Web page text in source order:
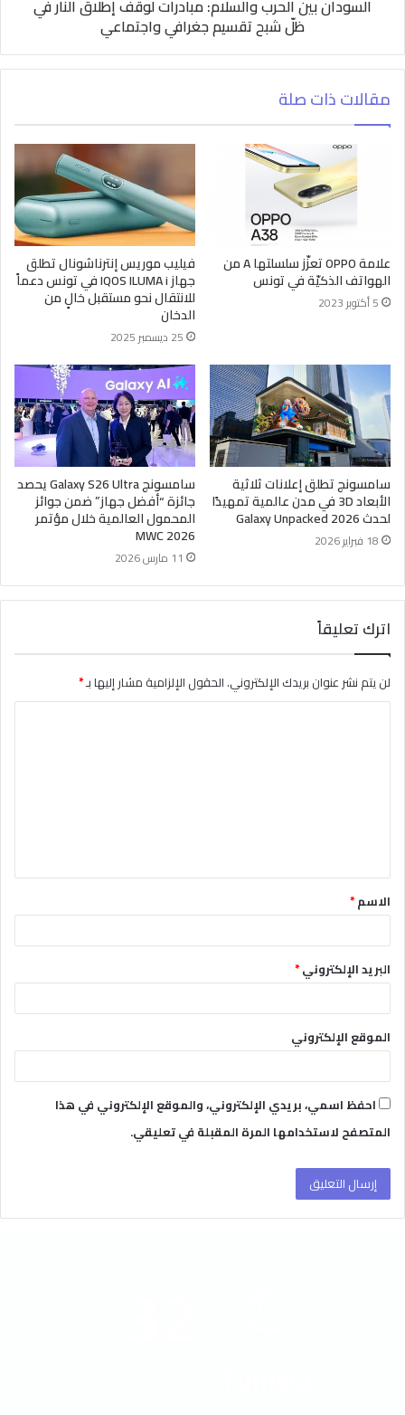
السودان بين الحرب والسلام: مبادرات لوقف إطلاق النار في
ظلّ شبح تقسيم جغرافي واجتماعي
مقالات ذات صلة
علامة OPPO تعزّز سلسلتها A من
الهواتف الذكيّة في تونس
5 أكتوبر 2023
فيليب موريس إنترناشونال تطلق
جهاز IQOS ILUMA i في تونس دعماً
للانتقال نحو مستقبل خالٍ من
الدخان
25 ديسمبر 2025
سامسونج تطلق إعلانات ثلاثية
الأبعاد 3D في مدن عالمية تمهيدًا
لحدث Galaxy Unpacked 2026
18 فبراير 2026
سامسونج Galaxy S26 Ultra يحصد
جائزة “أفضل جهاز” ضمن جوائز
المحمول العالمية خلال مؤتمر
MWC 2026
11 مارس 2026
اترك تعليقاً
لن يتم نشر عنوان بريدك الإلكتروني.الحقول الإلزامية مشار إليها بـ*
ق
*الاسم*
البريد الإلكتروني*
الموقع الإلكتروني
احفظ اسمي، بريدي الإلكتروني، والموقع الإلكتروني في هذا
المتصفح لاستخدامها المرة المقبلة في تعليقي.